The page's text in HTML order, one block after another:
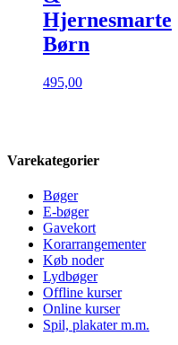
Hjernesmarte
Børn
495,00
Varekategorier
Bøger
E-bøger
Gavekort
Korarrangementer
Køb noder
Lydbøger
Offline kurser
Online kurser
Spil, plakater m.m.